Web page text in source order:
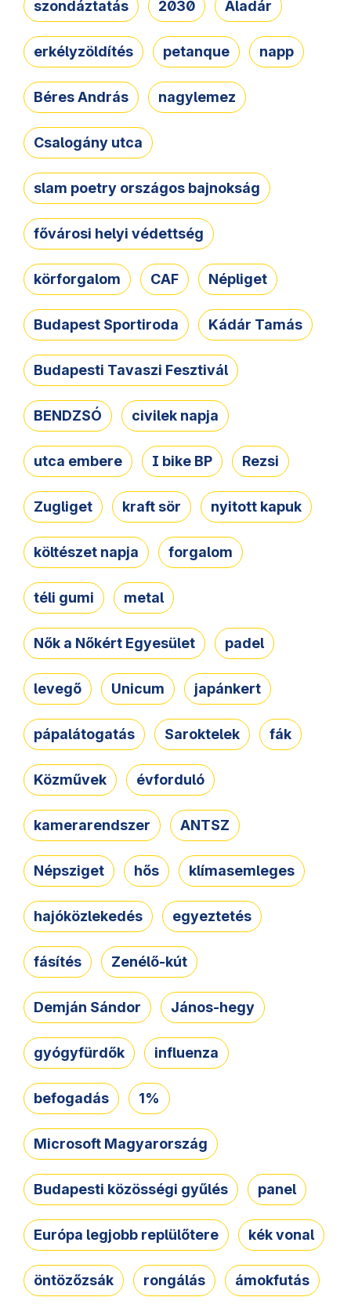
szondáztatás 2030 Aladár
erkélyzöldítés petanque napp
Béres András nagylemez
Csalogány utca
slam poetry országos bajnokság
fővárosi helyi védettség
körforgalom CAF Népliget
Budapest Sportiroda Kádár Tamás
Budapesti Tavaszi Fesztivál
BENDZSÓ civilek napja
utca embere I bike BP Rezsi
Zugliget kraft sör nyitott kapuk
költészet napja forgalom
téli gumi metal
Nők a Nőkért Egyesület padel
levegő Unicum japánkert
pápalátogatás Saroktelek fák
Közművek évforduló
kamerarendszer ANTSZ
Népsziget hős klímasemleges
hajóközlekedés egyeztetés
fásítés Zenélő-kút
Demján Sándor János-hegy
gyógyfürdők influenza
befogadás 1%
Microsoft Magyarország
Budapesti közösségi gyűlés panel
Európa legjobb replülőtere kék vonal
öntözőzsák rongálás ámokfutás